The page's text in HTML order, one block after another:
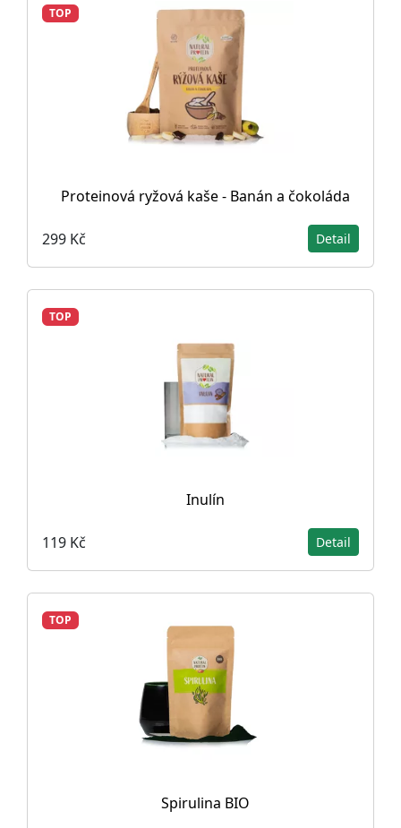
TOP
Proteinová ryžová kaše - Banán a čokoláda
299 Kč Detail
TOP
Inulín
119 Kč Detail
TOP
Spirulina BIO